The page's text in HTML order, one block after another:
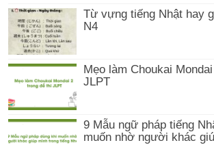
Từ vựng tiếng Nhật hay
N4
Mẹo làm Choukai
JLPT
9 Mẫu ngữ pháp tiếng
muốn nhờ người khác